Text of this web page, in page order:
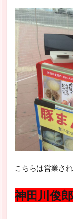
こちらは営業さ
神田川俊